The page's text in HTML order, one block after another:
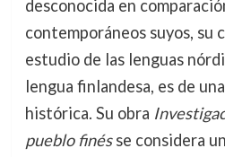
desconocida en
contemporáneos suyos, su
estudio de las lenguas
lengua finlandesa, es de
histórica. Su obra
pueblo finésse considera